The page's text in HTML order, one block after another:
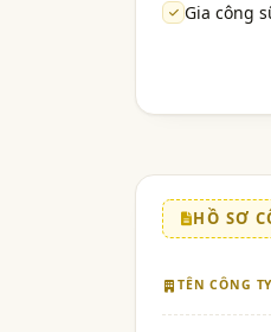
Gia công
HỒ SƠ
TÊN CÔNG TY